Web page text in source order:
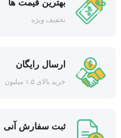
تخفیف ویژه
ارسال رایگان
خرید بالای ۱.۵ میلیون
ثبت سفارش آنی